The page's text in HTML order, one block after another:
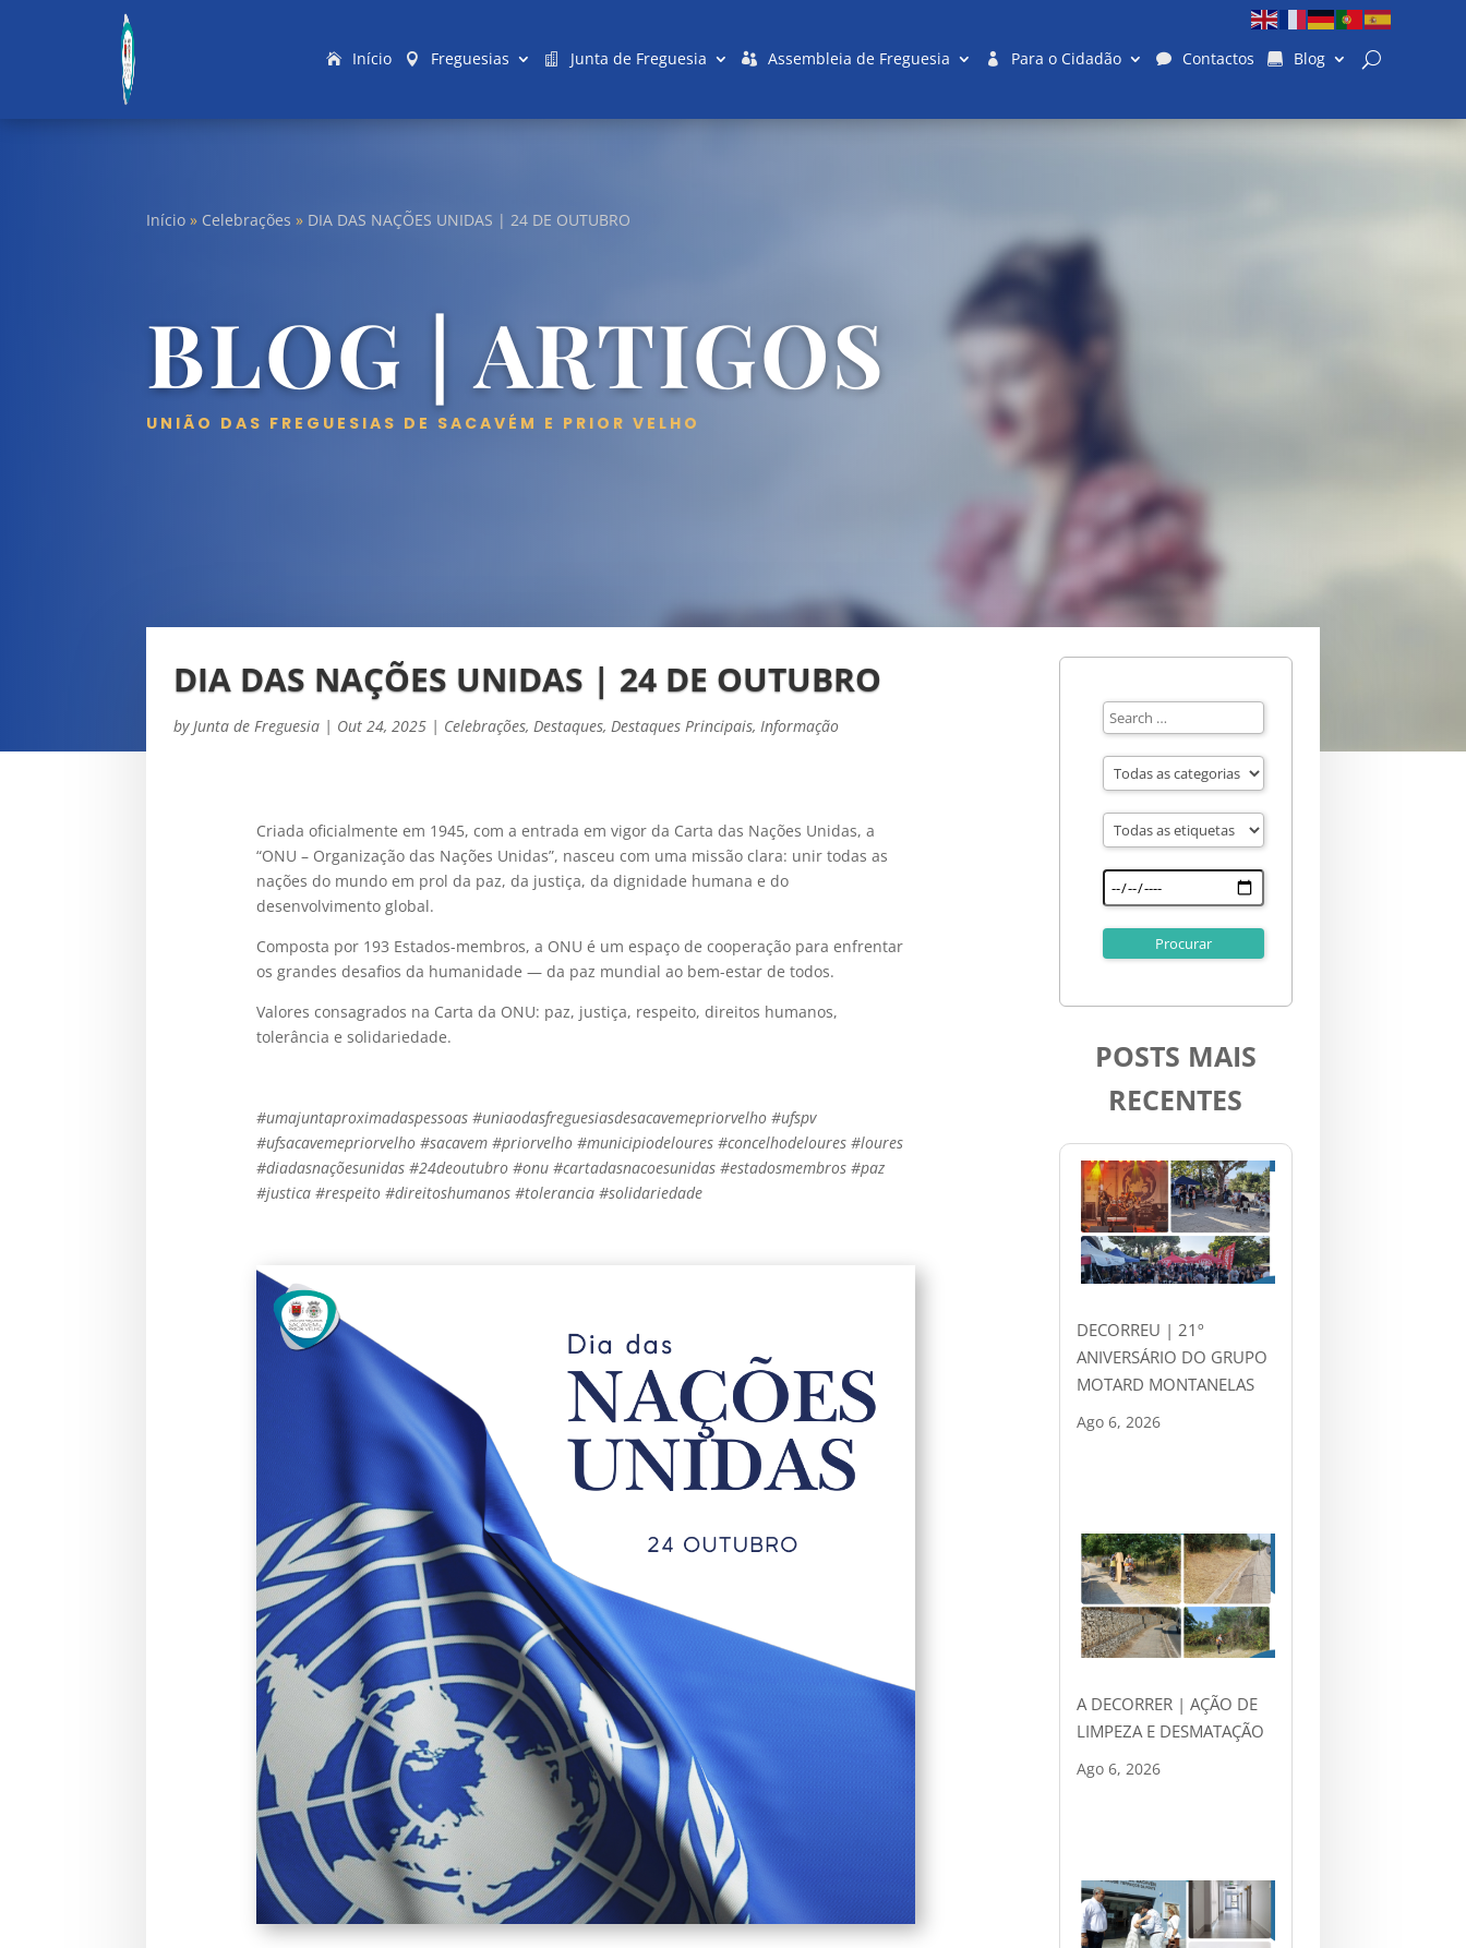
Início Freguesias Junta de Freguesia Assembleia de Freguesia Para o Cidadão Contactos Blog
Início » Celebrações » DIA DAS NAÇÕES UNIDAS | 24 DE OUTUBRO
BLOG | ARTIGOS
UNIÃO DAS FREGUESIAS DE SACAVÉM E PRIOR VELHO
DIA DAS NAÇÕES UNIDAS | 24 DE OUTUBRO
by Junta de Freguesia | Out 24, 2025 | Celebrações, Destaques, Destaques Principais, Informação
Criada oficialmente em 1945, com a entrada em vigor da Carta das Nações Unidas, a
“ONU – Organização das Nações Unidas”, nasceu com uma missão clara: unir todas as
nações do mundo em prol da paz, da justiça, da dignidade humana e do
desenvolvimento global.
Composta por 193 Estados-membros, a ONU é um espaço de cooperação para enfrentar
os grandes desafios da humanidade — da paz mundial ao bem-estar de todos.
Valores consagrados na Carta da ONU: paz, justiça, respeito, direitos humanos,
tolerância e solidariedade.
#umajuntaproximadaspessoas #uniaodasfreguesiasdesacavemepriorvelho #ufspv
#ufsacavemepriorvelho #sacavem #priorvelho #municipiodeloures #concelhodeloures #loures
#diadasnaçõesunidas #24deoutubro #onu #cartadasnacoesunidas #estadosmembros #paz
#justica #respeito #direitoshumanos #tolerancia #solidariedade
POSTS MAIS
RECENTES
DECORREU | 21º
ANIVERSÁRIO DO GRUPO
MOTARD MONTANELAS
Ago 6, 2026
A DECORRER | AÇÃO DE
LIMPEZA E DESMATAÇÃO
Ago 6, 2026